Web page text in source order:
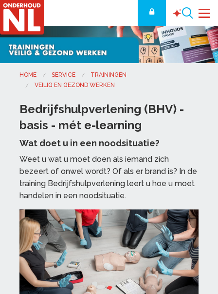
HOME SERVICE
TRAININGEN
VEILIG EN GEZOND WERKEN
Bedrijfshulpverlening (BHV) -
basis - mét e-learning
Wat doet u in een noodsituatie?
Weet u wat u moet doen als iemand zich
bezeert of onwel wordt? Of als er brand is? In de
training Bedrijfshulpverlening leert u hoe u moet
handelen in een noodsituatie.